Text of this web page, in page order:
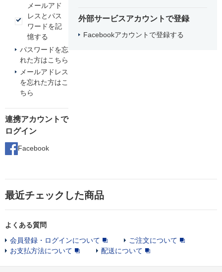
メールアド
レスとパス
ワードを記
憶する
パスワードを忘
れた方はこちら
メールアドレス
を忘れた方はこ
ちら
連携アカウントで
ログイン
Facebook
外部サービスアカウントで登録
Facebookアカウントで登録する
最近チェックした商品
よくある質問
会員登録・ログインについて
ご注文について
お支払方法について
配送について